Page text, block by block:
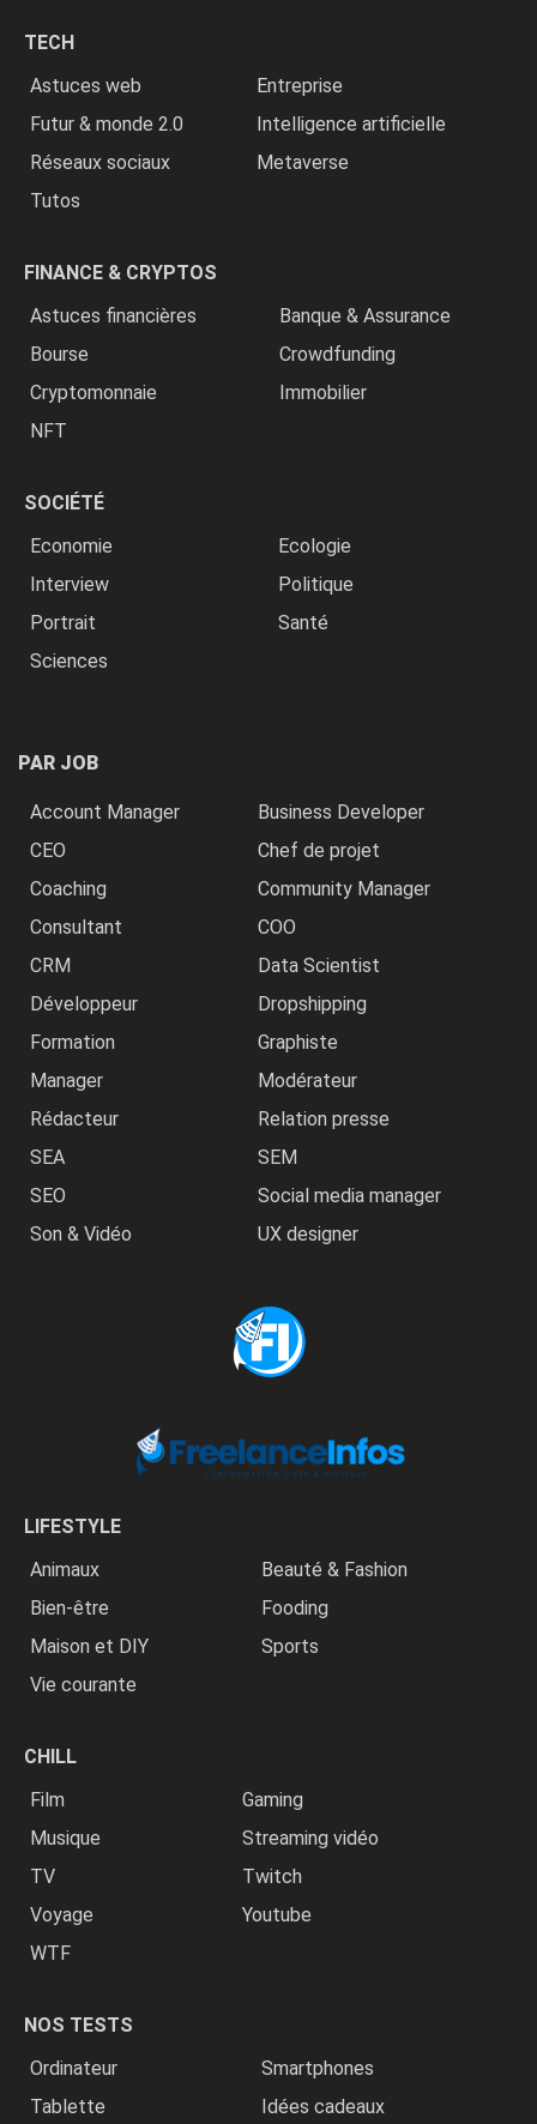
TECH
Astuces web
Entreprise
Futur & monde 2.0
Intelligence artificielle
Réseaux sociaux
Metaverse
Tutos
FINANCE & CRYPTOS
Astuces financières
Banque & Assurance
Bourse
Crowdfunding
Cryptomonnaie
Immobilier
NFT
SOCIÉTÉ
Economie
Ecologie
Interview
Politique
Portrait
Santé
Sciences
PAR JOB
Account Manager
Business Developer
CEO
Chef de projet
Coaching
Community Manager
Consultant
COO
CRM
Data Scientist
Développeur
Dropshipping
Formation
Graphiste
Manager
Modérateur
Rédacteur
Relation presse
SEA
SEM
SEO
Social media manager
Son & Vidéo
UX designer
LIFESTYLE
Animaux
Beauté & Fashion
Bien-être
Fooding
Maison et DIY
Sports
Vie courante
CHILL
Film
Gaming
Musique
Streaming vidéo
TV
Twitch
Voyage
Youtube
WTF
NOS TESTS
Ordinateur
Smartphones
Tablette
Idées cadeaux